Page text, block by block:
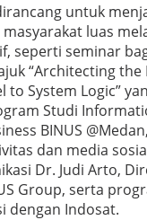
untuk
luas
seperti seminar
“Architecting
to System Logic”
Studi
BINUS
dan media
Dr. Judi Arto,
Group, serta
dengan Indosat.